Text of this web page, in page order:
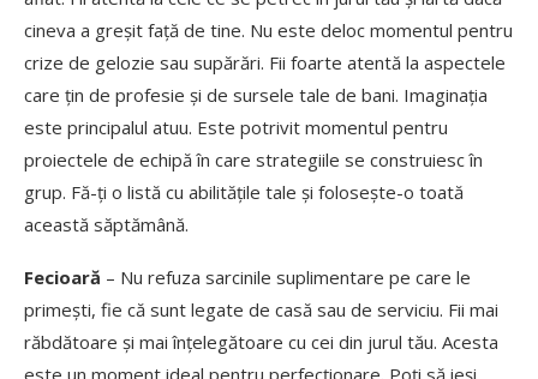
cineva a greșit față de tine. Nu este deloc momentul pentru
crize de gelozie sau supărări. Fii foarte atentă la aspectele
care țin de profesie și de sursele tale de bani. Imaginația
este principalul atuu. Este potrivit momentul pentru
proiectele de echipă în care strategiile se construiesc în
grup. Fă-ți o listă cu abilitățile tale și folosește-o toată
această săptămână.
Fecioară – Nu refuza sarcinile suplimentare pe care le
primești, fie că sunt legate de casă sau de serviciu. Fii mai
răbdătoare și mai înțelegătoare cu cei din jurul tău. Acesta
este un moment ideal pentru perfecționare. Poți să ieși